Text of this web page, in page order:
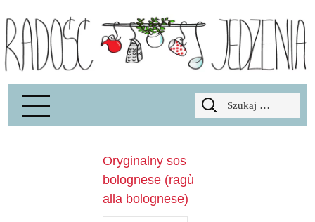
Radość Jedzenia – blog kulinarny
Szukaj:
Oryginalny sos
bolognese (ragù
alla bolognese)